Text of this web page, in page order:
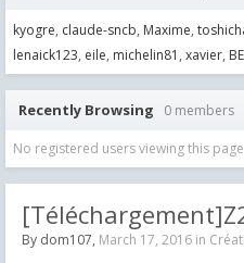
kyogre claude-sncb Maxime
lenaick123 eile michelin81 xavier
Recently Browsing 0 members
No registered users viewing this
By dom107, March 17, 2016 in